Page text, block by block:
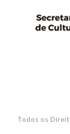
Todos os